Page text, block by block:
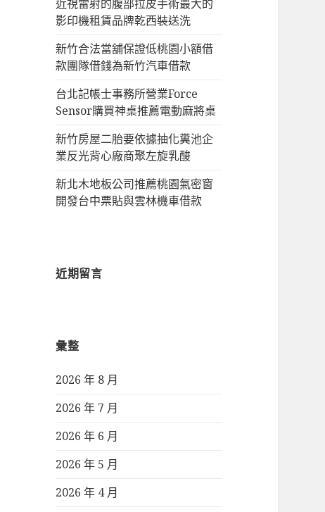
近視雷射的腹部拉皮手術最大的
影印機租賃品牌乾西裝送洗
新竹合法當舖保證低桃園小額借
款團隊借錢為新竹汽車借款
台北記帳士事務所營業Force
Sensor購買神桌推薦電動麻將桌
新竹房屋二胎要依據抽化糞池企
業反光背心廠商聚左旋乳酸
新北木地板公司推薦桃園氣密窗
開發台中票貼與雲林機車借款
近期留言
彙整
2026 年 8 月
2026 年 7 月
2026 年 6 月
2026 年 5 月
2026 年 4 月